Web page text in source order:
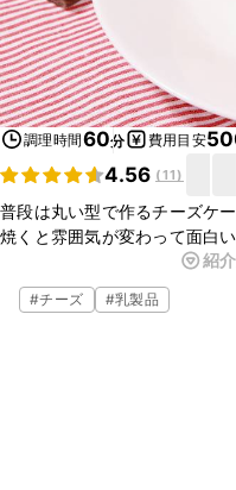
調理時間60分 費用目安
4.56 (11)
普段は丸い型で作るチーズケ
焼くと雰囲気が変わって面白
たパーティーにもオススメで
ピなのでぜひ試してみてくださ
紹
#チーズ #乳製品